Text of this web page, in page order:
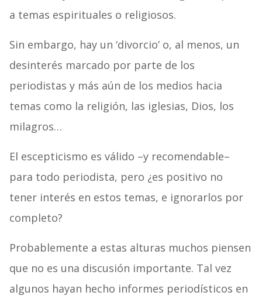
a temas espirituales o religiosos.
Sin embargo, hay un ‘divorcio’ o, al menos, un
desinterés marcado por parte de los
periodistas y más aún de los medios hacia
temas como la religión, las iglesias, Dios, los
milagros…
El escepticismo es válido –y recomendable–
para todo periodista, pero ¿es positivo no
tener interés en estos temas, e ignorarlos por
completo?
Probablemente a estas alturas muchos piensen
que no es una discusión importante. Tal vez
algunos hayan hecho informes periodísticos en